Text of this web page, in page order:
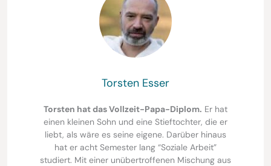
Torsten Esser
Torsten hat das Vollzeit-Papa-Diplom. Er hat
einen kleinen Sohn und eine Stieftochter, die er
liebt, als wäre es seine eigene. Darüber hinaus
hat er acht Semester lang “Soziale Arbeit”
studiert. Mit einer unübertroffenen Mischung aus